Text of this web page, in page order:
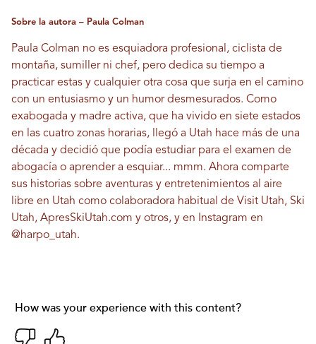
Sobre la autora – Paula Colman
Paula Colman no es esquiadora profesional, ciclista de
montaña, sumiller ni chef, pero dedica su tiempo a
practicar estas y cualquier otra cosa que surja en el camino
con un entusiasmo y un humor desmesurados. Como
exabogada y madre activa, que ha vivido en siete estados
en las cuatro zonas horarias, llegó a Utah hace más de una
década y decidió que podía estudiar para el examen de
abogacía o aprender a esquiar... mmm. Ahora comparte
sus historias sobre aventuras y entretenimientos al aire
libre en Utah como colaboradora habitual de Visit Utah, Ski
Utah, ApresSkiUtah.com y otros, y en Instagram en
@harpo_utah.